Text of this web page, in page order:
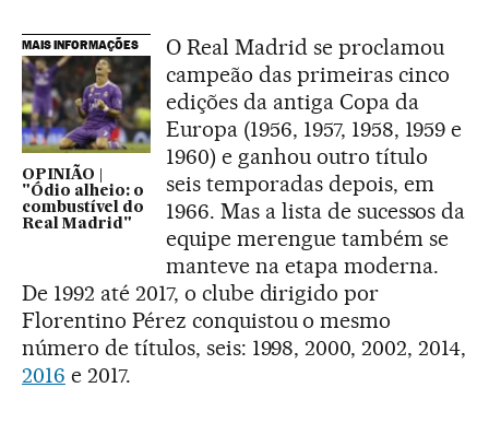
MAIS INFORMAÇÕES
OPINIÃO |
"Ódio alheio: o
combustível do
Real Madrid"
O Real Madrid se proclamou
campeão das primeiras cinco
edições da antiga Copa da
Europa (1956, 1957, 1958, 1959 e
1960) e ganhou outro título
seis temporadas depois, em
1966. Mas a lista de sucessos da
equipe merengue também se
manteve na etapa moderna.
De 1992 até 2017, o clube dirigido por
Florentino Pérez conquistou o mesmo
número de títulos, seis: 1998, 2000, 2002, 2014,
2016 e 2017.